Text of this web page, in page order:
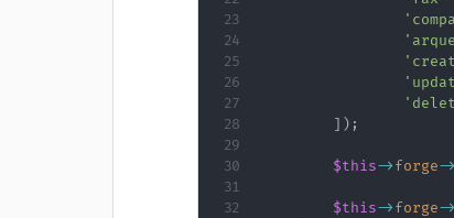
] ) ;
$this->forge->
$this->forge->